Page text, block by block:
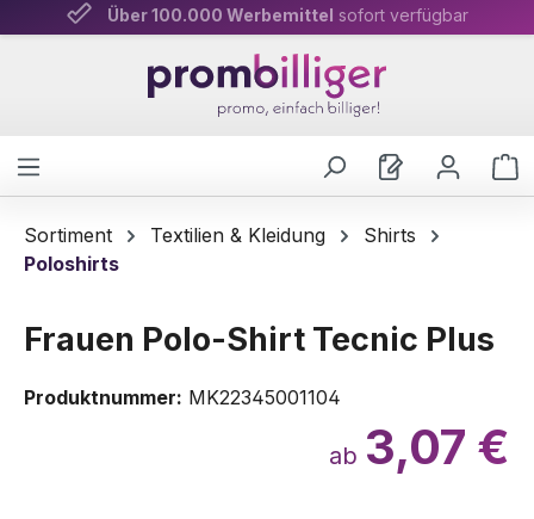
Zum Hauptinhalt springen
Über 100.000 Werbemittel sofort verfügbar
Persönliche Beratung& schnelle Lieferung
Sortiment Textilien & Kleidung
Shirts
Poloshirts
Frauen Polo-Shirt Tecnic Plus
Produktnummer: MK22345001104
ab 3,07 €